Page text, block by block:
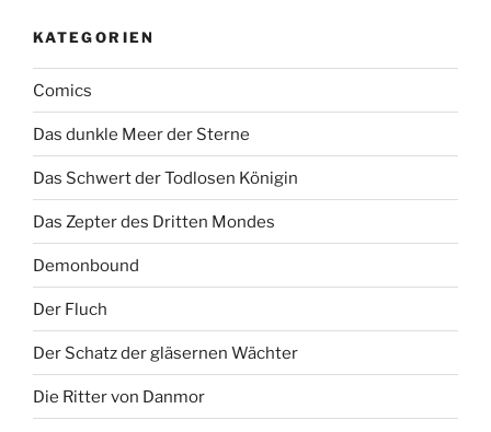
KATEGORIEN
Comics
Das dunkle Meer der Sterne
Das Schwert der Todlosen Königin
Das Zepter des Dritten Mondes
Demonbound
Der Fluch
Der Schatz der gläsernen Wächter
Die Ritter von Danmor